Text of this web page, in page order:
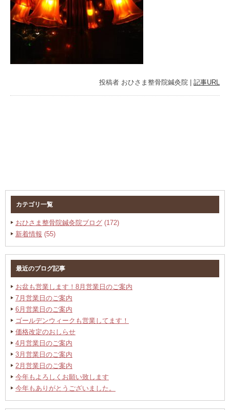
投稿者 おひさま整骨院鍼灸院 記事URL
カテゴリ一覧
おひさま整骨院鍼灸院ブログ (172)
新着情報 (55)
最近のブログ記事
お盆も営業します！8月営業日のご案内
7月営業日のご案内
6月営業日のご案内
ゴールデンウィークも営業してます！
価格改定のおしらせ
4月営業日のご案内
3月営業日のご案内
2月営業日のご案内
今年もよろしくお願い致します
今年もありがとうございました。